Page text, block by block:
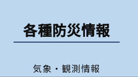
各種防災情報
気象・観測情報